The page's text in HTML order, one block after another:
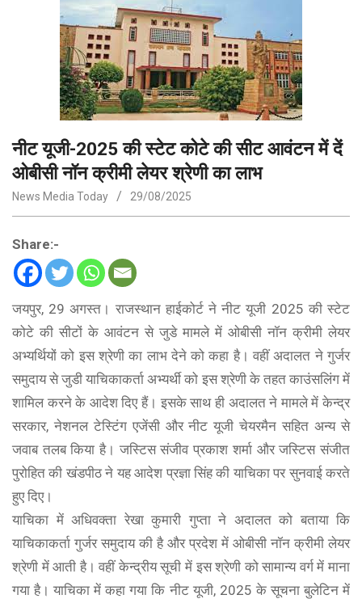
नीट यूजी-2025 की स्टेट कोटे की सीट आवंटन में दें
ओबीसी नॉन क्रीमी लेयर श्रेणी का लाभ
News Media Today 29/08/2025
Share:-
जयपुर, 29 अगस्त। राजस्थान हाईकोर्ट ने नीट यूजी 2025 की स्टेट
कोटे की सीटों के आवंटन से जुडे मामले में ओबीसी नॉन क्रीमी लेयर
अभ्यर्थियों को इस श्रेणी का लाभ देने को कहा है। वहीं अदालत ने गुर्जर
समुदाय से जुडी याचिकाकर्ता अभ्यर्थी को इस श्रेणी के तहत काउंसलिंग में
शामिल करने के आदेश दिए हैं। इसके साथ ही अदालत ने मामले में केन्द्र
सरकार, नेशनल टेस्टिंग एजेंसी और नीट यूजी चेयरमैन सहित अन्य से
जवाब तलब किया है। जस्टिस संजीव प्रकाश शर्मा और जस्टिस संजीत
पुरोहित की खंडपीठ ने यह आदेश प्रज्ञा सिंह की याचिका पर सुनवाई करते
हुए दिए।
याचिका में अधिवक्ता रेखा कुमारी गुप्ता ने अदालत को बताया कि
याचिकाकर्ता गुर्जर समुदाय की है और प्रदेश में ओबीसी नॉन क्रीमी लेयर
श्रेणी में आती है। वहीं केन्द्रीय सूची में इस श्रेणी को सामान्य वर्ग में माना
गया है। याचिका में कहा गया कि नीट यूजी, 2025 के सूचना बुलेटिन में